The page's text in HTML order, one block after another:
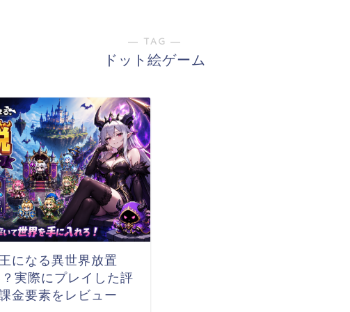
― TAG ―
ドット絵ゲーム
になる異世界放置
実際にプレイした評
金要素をレビュー